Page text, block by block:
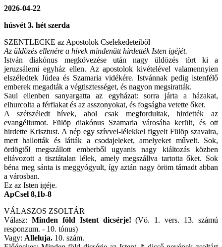
2026-04-22
húsvét 3. hét szerda
SZENTLECKE az Apostolok Cselekedeteiből
Az üldözés ellenére a hívek mindenütt hirdették Isten igéjét.
István diakónus megkövezése után nagy üldözés tört ki a
jeruzsálemi egyház ellen. Az apostolok kivételével valamennyien
elszéledtek Júdea és Szamaria vidékére. Istvánnak pedig istenfélő
emberek megadták a végtisztességet, és nagyon megsiratták.
Saul ellenben sanyargatta az egyházat: sorra járta a házakat,
elhurcolta a férfiakat és az asszonyokat, és fogságba vetette őket.
A szétszéledt hívek, ahol csak megfordultak, hirdették az
evangéliumot. Fülöp diakónus Szamaria városába került, és ott
hirdette Krisztust. A nép egy szívvel-lélekkel figyelt Fülöp szavaira,
mert hallották és látták a csodajeleket, amelyeket művelt. Sok,
ördögtől megszállott emberből ugyanis nagy kiáltozás közben
eltávozott a tisztátalan lélek, amely megszállva tartotta őket. Sok
béna meg sánta is meggyógyult, így aztán nagy öröm támadt abban
a városban.
Ez az Isten igéje.
ApCsel 8,1b-8
VÁLASZOS ZSOLTÁR
Válasz: Minden föld Istent dicsérje! (Vö. 1. vers. 13. számú
responzum. - 10. tónus)
Vagy: Alleluja. 10. szám.